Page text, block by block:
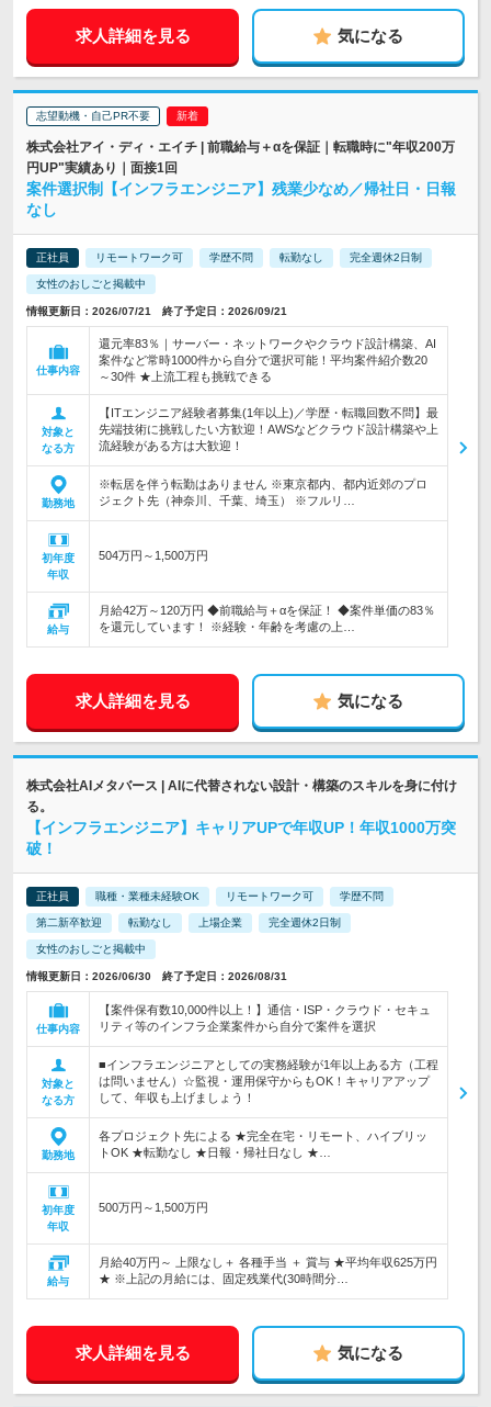
求人詳細を見る 気になる
志望動機・自己PR不要
株式会社アイ・ディ・エイチ | 前職給与＋αを保証｜転職時に"年収200万
円UP"実績あり｜面接1回
案件選択制【インフラエンジニア】残業少なめ／帰社日・日報
なし
正社員 リモートワーク可 学歴不問 転勤なし 完全週休2日制
女性のおしごと掲載中
情報更新日：2026/07/21 終了予定日：2026/09/21
仕事内容
還元率83％｜サーバー・ネットワークやクラウド設計構築、AI
案件など常時1000件から自分で選択可能！平均案件紹介数20
～30件 ★上流工程も挑戦できる
対象と
なる方
【ITエンジニア経験者募集(1年以上)／学歴・転職回数不問】最
先端技術に挑戦したい方歓迎！AWSなどクラウド設計構築や上
流経験がある方は大歓迎！
勤務地
※転居を伴う転勤はありません ※東京都内、都内近郊のプロ
ジェクト先（神奈川、千葉、埼玉） ※フルリ…
初年度
年収
504万円～1,500万円
給与
月給42万～120万円 ◆前職給与＋αを保証！ ◆案件単価の83％
を還元しています！ ※経験・年齢を考慮の上…
求人詳細を見る 気になる
株式会社AIメタバース | AIに代替されない設計・構築のスキルを身に付け
る。
【インフラエンジニア】キャリアUPで年収UP！年収1000万突
破！
正社員 職種・業種未経験OK リモートワーク可 学歴不問
第二新卒歓迎 転勤なし 上場企業 完全週休2日制
女性のおしごと掲載中
情報更新日：2026/06/30 終了予定日：2026/08/31
仕事内容
【案件保有数10,000件以上！】通信・ISP・クラウド・セキュ
リティ等のインフラ企業案件から自分で案件を選択
対象と
なる方
■インフラエンジニアとしての実務経験が1年以上ある方（工程
は問いません）☆監視・運用保守からもOK！キャリアアップ
して、年収も上げましょう！
勤務地
各プロジェクト先による ★完全在宅・リモート、ハイブリッ
トOK ★転勤なし ★日報・帰社日なし ★…
初年度
年収
500万円～1,500万円
給与
月給40万円～ 上限なし＋ 各種手当 ＋ 賞与 ★平均年収625万円
★ ※上記の月給には、固定残業代(30時間分…
求人詳細を見る 気になる